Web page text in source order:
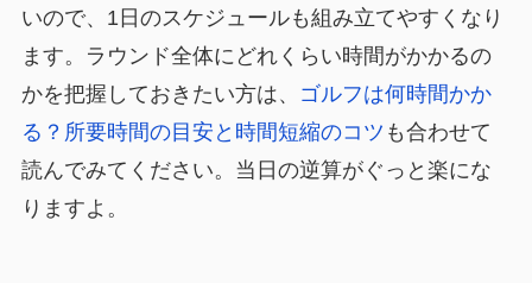
いので、1日のスケジュールも組み立てやすくなり
ます。ラウンド全体にどれくらい時間がかかるの
かを把握しておきたい方は、
ゴルフは何時間かか
る？所要時間の目安と時間短縮のコツ も合わせて
読んでみてください。当日の逆算がぐっと楽にな
りますよ。